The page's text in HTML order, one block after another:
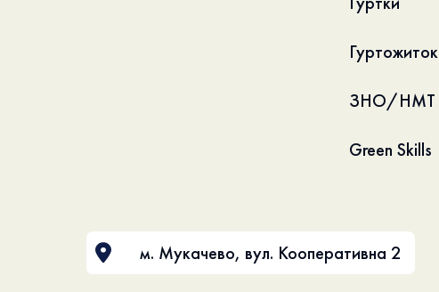
Гуртожиток
ЗНО/НМТ
Green Skills
м. Мукачево, вул. Кооперативна 2